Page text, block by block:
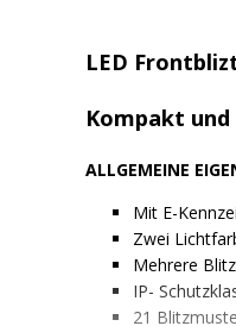
LED
Kompakt
ALLGEMEINE
Mit E-
Zwei
Mehrere
IP-
21